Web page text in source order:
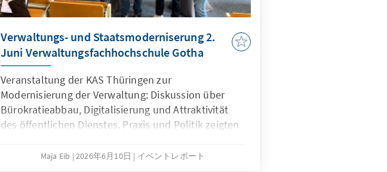
Verwaltungs- und Staatsmoderniserung 2.
Juni Verwaltungsfachhochschule Gotha
Veranstaltung der KAS Thüringen zur
Modernisierung der Verwaltung: Diskussion über
Bürokratieabbau, Digitalisierung und Attraktivität
des öffentlichen Dienstes. Praxis und Politik zeigten
Ziel: zukunftsfähige, bürgernahe Verwaltung durch
Maja Eib 2026年6月10日 イベントレポート